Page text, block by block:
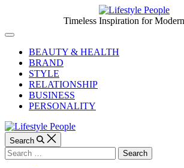
content
People
Timeless Inspiration for
Off
CanvasBEAUTY & HEALTH
BRAND
STYLE
RELATIONSHIP
BUSINESS
PERSONALITY
Search
Search
for: